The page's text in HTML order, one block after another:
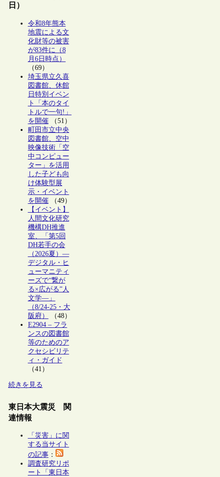
日）
令和8年熊本
地震による文
化財等の被害
が83件に（8
月6日時点）
（69）
埼玉県立久喜
図書館、休館
日特別イベン
ト「本のタイ
トルで一句!」
を開催（51）
町田市立中央
図書館、空中
映像技術「空
中コンピュー
ター」を活用
した子ども向
け体験型展
示・イベント
を開催（49）
【イベント】
人間文化研究
機構DH推進
室、「第5回
DH若手の会
（2026夏）―
デジタル・ヒ
ューマニティ
ーズで“繋が
る×広がる”人
文学―」
（8/24-25・大
阪府）
（48）
E2904 – フラ
ンスの図書館
等のためのア
クセシビリテ
ィ・ガイド
（41）
続きを見る
東日本大震災 関
連情報
「災害」に関
する当サイト
の記事：
調査研究リポ
ート「東日本